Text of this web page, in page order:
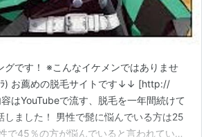
グです！ ※こんなイケメンではありませ
ﾗ) お薦めの脱毛サイトです↓↓ [http://
はYouTubeで流す、脱毛を一年間続けて
しました！ 男性で髭に悩んでいる方は25
で45％の方が悩んでいると言われていま